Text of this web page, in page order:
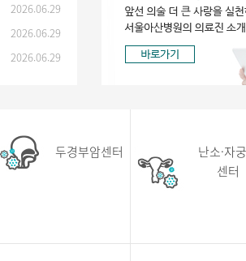
2026.06.29
2026.06.29
2026.06.29
두경부암센터
난소·자
센터